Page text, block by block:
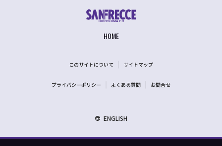
HOME
このサイトについて サイトマップ
プライバシーポリシー よくある質問 お問合せ
ENGLISH